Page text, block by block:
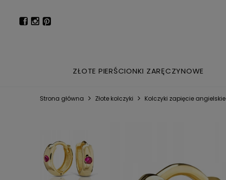
ZŁOTE PIERŚCIONKI ZARĘCZYNOWE
Strona główna Złote kolczyki Kolczyki zapięcie angielskie